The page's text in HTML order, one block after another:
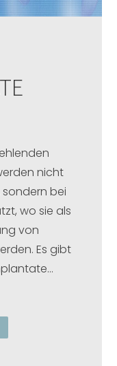
nicht
sondern bei
wo sie als
von
Es gibt